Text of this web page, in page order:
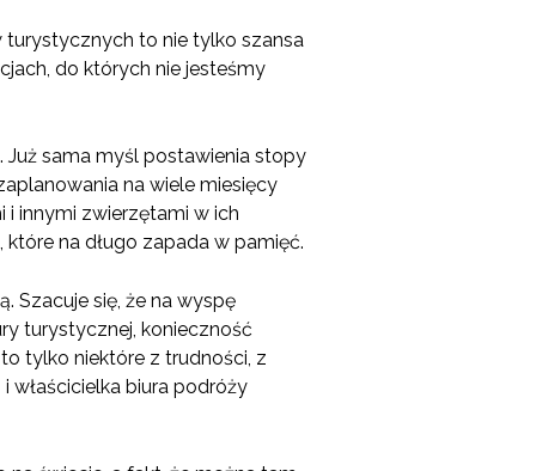
to nie tylko szansa
do których nie jesteśmy
Już sama myśl postawienia stopy
na wiele miesięcy
i innymi zwierzętami w ich
na długo zapada w pamięć.
Szacuje się, że na wyspę
turystycznej, konieczność
tylko niektóre z trudności, z
właścicielka biura podróży